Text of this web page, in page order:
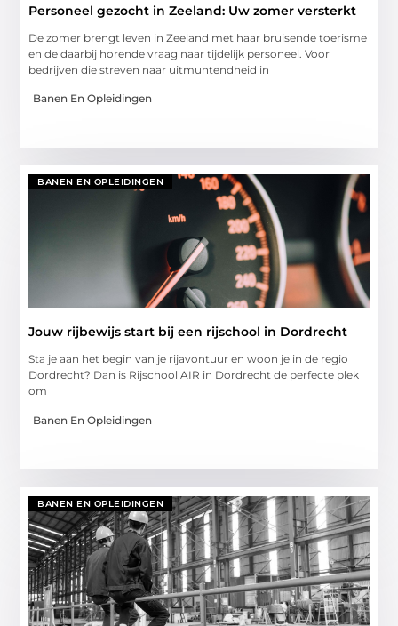
Personeel gezocht in Zeeland: Uw zomer versterkt
De zomer brengt leven in Zeeland met haar bruisende toerisme
en de daarbij horende vraag naar tijdelijk personeel. Voor
bedrijven die streven naar uitmuntendheid in
Banen En Opleidingen
BANEN EN OPLEIDINGEN
Jouw rijbewijs start bij een rijschool in Dordrecht
Sta je aan het begin van je rijavontuur en woon je in de regio
Dordrecht? Dan is Rijschool AIR in Dordrecht de perfecte plek
om
Banen En Opleidingen
BANEN EN OPLEIDINGEN